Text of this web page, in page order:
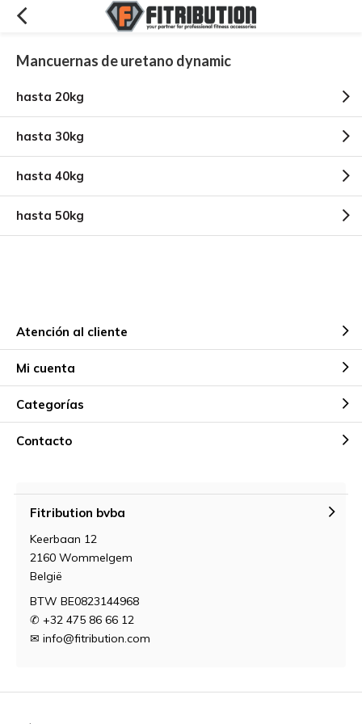
Mancuernas de uretano dynamic
hasta 20kg
hasta 30kg
hasta 40kg
hasta 50kg
Atención al cliente
Mi cuenta
Categorías
Contacto
Fitribution bvba
Keerbaan 12
2160 Wommelgem
België
BTW BE0823144968
✆ +32 475 86 66 12
✉ info@fitribution.com